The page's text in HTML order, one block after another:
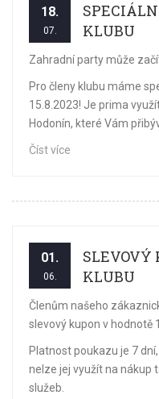
18.
07.
KLUBU
Zahradní party může
Pro členy klubu máme
15.8.2023! Je prima
Hodonín, které Vám
Číst více
01.
06.
SLEVOVÝ
KLUBU
Členům našeho
slevový kupon v hodnotě
Platnost poukazu je 7
nelze jej využít na nákup
služeb.